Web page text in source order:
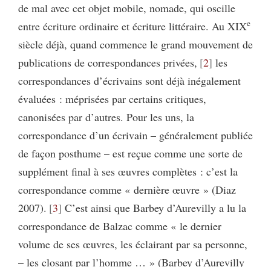
de mal avec cet objet mobile, nomade, qui oscille
entre écriture ordinaire et écriture littéraire. Au XIXe
siècle déjà, quand commence le grand mouvement de
publications de correspondances privées, 2 les
correspondances d’écrivains sont déjà inégalement
évaluées : méprisées par certains critiques,
canonisées par d’autres. Pour les uns, la
correspondance d’un écrivain – généralement publiée
de façon posthume – est reçue comme une sorte de
supplément final à ses œuvres complètes : c’est la
correspondance comme « dernière œuvre » (Diaz
2007). 3 C’est ainsi que Barbey d’Aurevilly a lu la
correspondance de Balzac comme « le dernier
volume de ses œuvres, les éclairant par sa personne,
– les closant par l’homme … » (Barbey d’Aurevilly